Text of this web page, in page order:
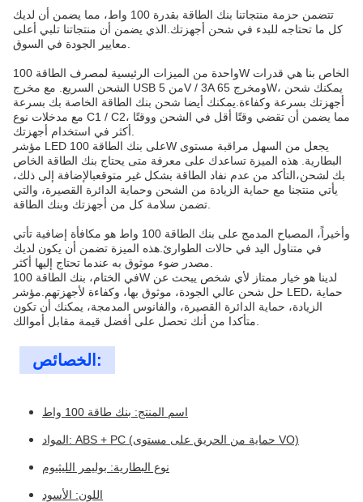
تتضمن حزمة منتجاتنا بنك الطاقة بقدرة 100 واط، مما يضمن أن لديك
كل ما تحتاجه للبدء في شحن أجهزتك.الذي يضمن أن منتجاتنا تلبي أعلى
واحدة من الميزات الرئيسية لمصرف الطاقة 100W الخاص بنا هي قدرات
الشحن السريع. مع مخرج USB من 5V / 3A ومخرج 65W، يمكنك شحن
أجهزتك بسرعة وكفاءة.يمكنك أيضا شحن بنك الطاقة الخاصة بك بسرعة
مع مدخلات نوع C1 / C2، مما يضمن أن تقضي وقتًا أقل في الشحن ووقتًا
مؤشر LED على بنك الطاقة 100W يجعل من السهل مراقبة مستوى
البطارية. هذه الميزة تساعدك على معرفة متى يحتاج بنك الطاقة الخاص
بك لشحن،التأكد من عدم نفاد الطاقة بشكل غير متوقعبالإضافة إلى ذلك،
يأتي منتجنا مع حماية الزيادة من الشحن وحماية الدائرة القصيرة، والتي
وأخيراً، المصباح المدمج على بنك الطاقة 100 واط هو مكافأة إضافية تأتي
في متناول اليد في حالات الطوارئ.هذه الميزة تضمن أن يكون لديك
في الختام، بنك الطاقة 100W لدينا هو خيار ممتاز لأي شخص يبحث عن
حل شحن عالي الجودة، موثوق بها، وكفاءة لأجهزتهم.مؤشر LED، حماية
الزيادة، حماية الدائرة القصيرة، والفانوس المدمجة، يمكنك أن تكون
الخصائص:
اسم المنتج: بنك طاقة 100 واط
المواد: ABS + PC (حماية من الحريق على مستوى VO)
نوع البطارية: بوليمر الليثيوم
اللون: الأسود